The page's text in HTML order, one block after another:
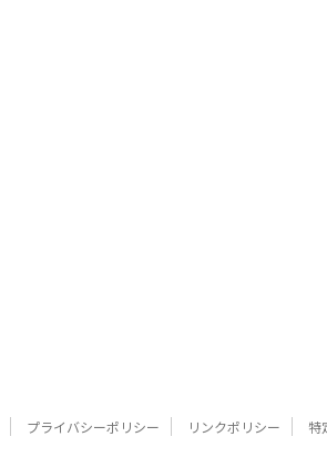
プライバシーポリシー リンクポリシー 特